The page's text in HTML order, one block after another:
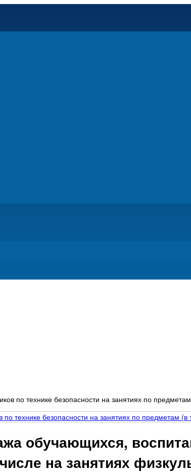
по технике безопасности на занятиях по
обучающихся,
на занятиях